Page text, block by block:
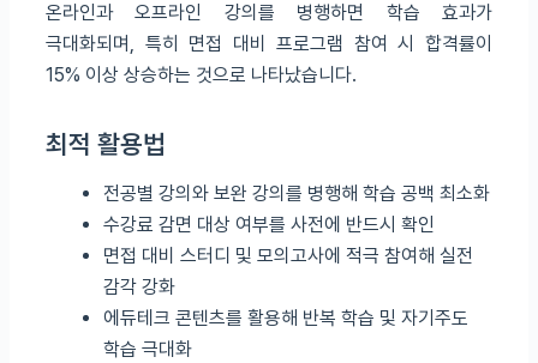
온라인과 오프라인 강의를 병행하면 학습 효과가
극대화되며, 특히 면접 대비 프로그램 참여 시 합격률이
15% 이상 상승하는 것으로 나타났습니다.
최적 활용법
전공별 강의와 보완 강의를 병행해 학습 공백 최소화
수강료 감면 대상 여부를 사전에 반드시 확인
면접 대비 스터디 및 모의고사에 적극 참여해 실전
감각 강화
에듀테크 콘텐츠를 활용해 반복 학습 및 자기주도
학습 극대화